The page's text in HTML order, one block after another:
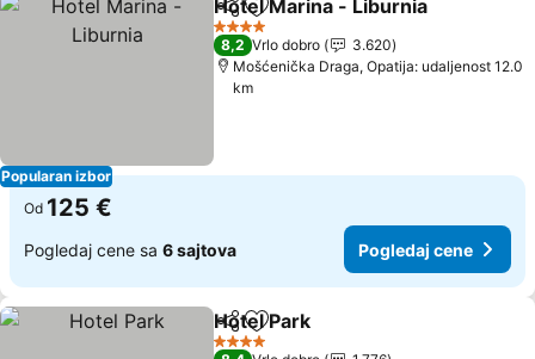
Popularan izbor
Deli Dodati u favorite
Hotel Marina - Liburnia
4 Zvezdice
8,2 Vrlo dobro
3.620
Mošćenička Draga, Opatija: udaljenost 12.0
km
Od 125 €
Pogledaj cene sa 6 sajtova Pogledaj cene
Deli Dodati u favorite
Hotel Park
4 Zvezdice